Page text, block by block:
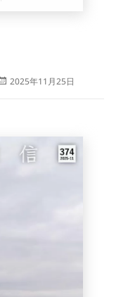
投
2025年11月25日